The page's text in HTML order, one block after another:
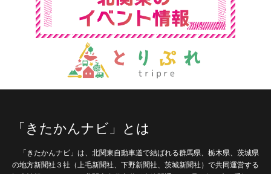
「きたかんナビ」とは
「きたかんナビ」は、北関東自動車道で結ばれる群馬県、栃木県、茨城県
の地方新聞社３社（上毛新聞社、下野新聞社、茨城新聞社）で共同運営する